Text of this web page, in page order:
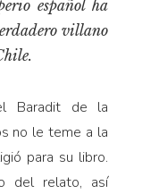
español ha
villano
Baradit de la
no le teme a la
para su libro.
del relato, así